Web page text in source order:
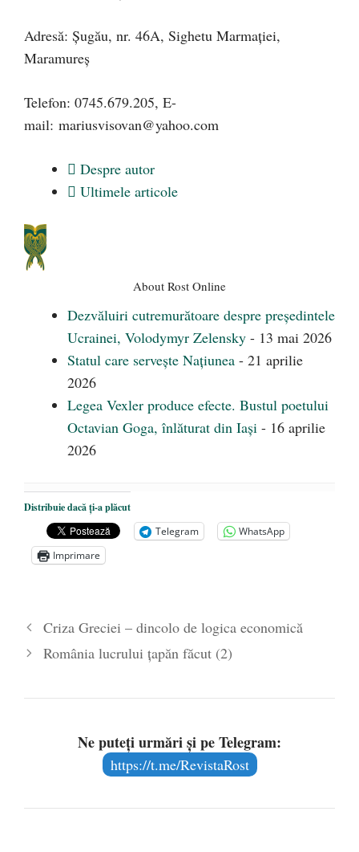
Adresă: Şugău, nr. 46A, Sighetu Marmaţiei,
Maramureş
Telefon: 0745.679.205, E-
mail: mariusvisovan@yahoo.com
Despre autor
Ultimele articole
About Rost Online
Dezvăluiri cutremurătoare despre președintele
Ucrainei, Volodymyr Zelensky - 13 mai 2026
Statul care servește Națiunea - 21 aprilie
2026
Legea Vexler produce efecte. Bustul poetului
Octavian Goga, înlăturat din Iași - 16 aprilie
2026
Distribuie dacă ți-a plăcut
Telegram
WhatsApp
Imprimare
Criza Greciei – dincolo de logica economică
România lucrului țapăn făcut (2)
Ne puteți urmări și pe Telegram:
https://t.me/RevistaRost